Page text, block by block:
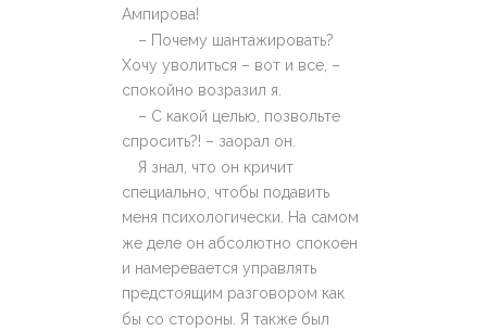
Ампирова!
– Почему шантажировать?
Хочу уволиться – вот и все, –
спокойно возразил я.
– С какой целью, позвольте
спросить?! – заорал он.
Я знал, что он кричит
специально, чтобы подавить
меня психологически. На самом
же деле он абсолютно спокоен
и намеревается управлять
предстоящим разговором как
бы со стороны. Я также был